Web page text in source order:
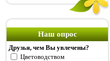
Наш опрос
Друзья, чем Вы увлечены?
Цветоводством